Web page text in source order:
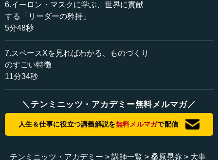
いくということがあります。アスリートに言わせると、
「超えられない壁なのだ」という思い込みを自分の中でつ
くってしまうと、絶対にそれを超えられないということで
す。電気自動車にしても同じで、電気自動車はこんなもの
だと誰かが決めてしまうと、その思い込みを超えられなく
なってしまいます。
くれるのかということでした。「想像できることは実現で
きる」という言い方がありますが、逆に、想像できないこ
とは実現できなくなってしまうとすると、自分の想像力を
え方だと思います。
6.イーロン・マスクに学ぶ、世界に貢献
する「リーダーの矜持」
5分48秒
7.スペースXを見ればわかる、ものづくり
のすごい特徴
11分34秒
＼テンミニッツ・アカデミー無料メルマガ／
人生＆仕事に役立つ講義解説を無料メルマガで配信
テンミニッツ・アカデミー 講師一覧 桑原晃弥 大事